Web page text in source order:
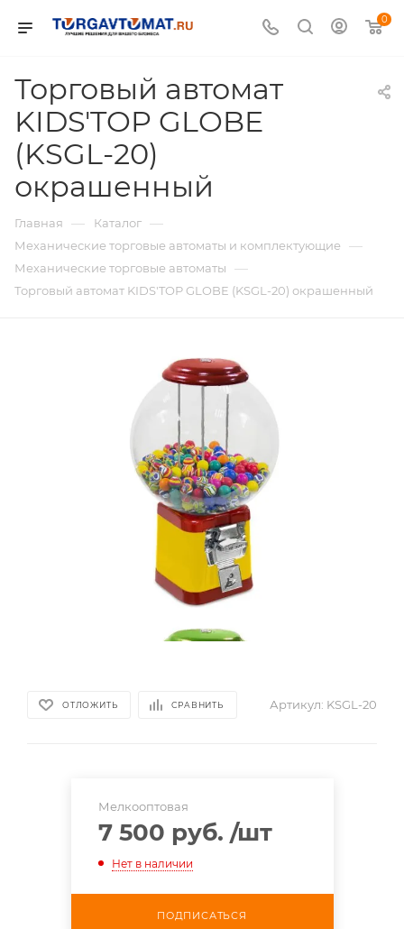
0
Торговый автомат
KIDS'TOP GLOBE
(KSGL-20)
окрашенный
Главная — Каталог —
Механические торговые автоматы и комплектующие —
Механические торговые автоматы —
Торговый автомат KIDS'TOP GLOBE (KSGL-20) окрашенный
ОТЛОЖИТЬ СРАВНИТЬ Артикул: KSGL-20
Мелкооптовая
7 500 руб. /шт
Нет в наличии
ПОДПИСАТЬСЯ